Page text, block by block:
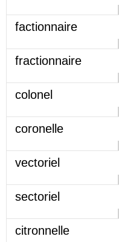
factionnaire
fractionnaire
colonel
coronelle
vectoriel
sectoriel
citronnelle